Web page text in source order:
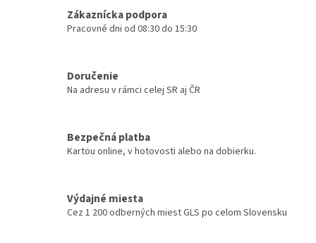
Zákaznícka podpora
Pracovné dni od 08:30 do 15:30
Doručenie
Na adresu v rámci celej SR aj ČR
Bezpečná platba
Kartou online, v hotovosti alebo na dobierku.
Výdajné miesta
Cez 1 200 odberných miest GLS po celom Slovensku